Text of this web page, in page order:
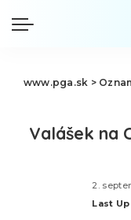
www.pga.sk >
Valášek na
2.
Last